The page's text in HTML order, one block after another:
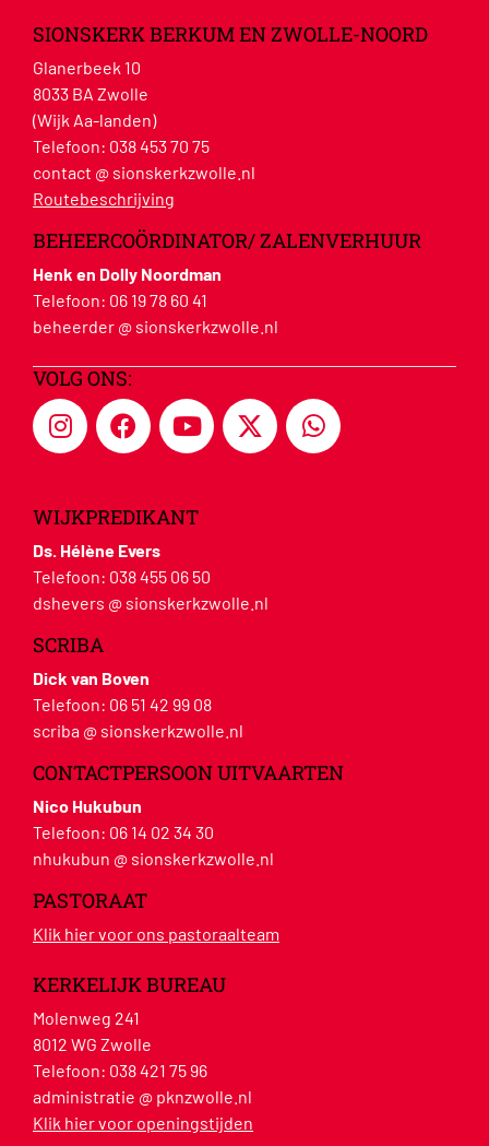
SIONSKERK BERKUM EN ZWOLLE-NOORD
Glanerbeek 10
8033 BA Zwolle
(Wijk Aa-landen)
Telefoon: 038 453 70 75
contact @ sionskerkzwolle.nl
Routebeschrijving
BEHEERCOÖRDINATOR/ ZALENVERHUUR
Henk en Dolly Noordman
Telefoon: 06 19 78 60 41
beheerder @ sionskerkzwolle.nl
VOLG ONS:
WIJKPREDIKANT
Ds. Hélène Evers
Telefoon: 038 455 06 50
dshevers @ sionskerkzwolle.nl
SCRIBA
Dick van Boven
Telefoon: 06 51 42 99 08
scriba @ sionskerkzwolle.nl
CONTACTPERSOON UITVAARTEN
Nico Hukubun
Telefoon: 06 14 02 34 30
nhukubun @ sionskerkzwolle.nl
PASTORAAT
Klik hier voor ons pastoraalteam
KERKELIJK BUREAU
Molenweg 241
8012 WG Zwolle
Telefoon: 038 421 75 96
administratie @ pknzwolle.nl
Klik hier voor openingstijden